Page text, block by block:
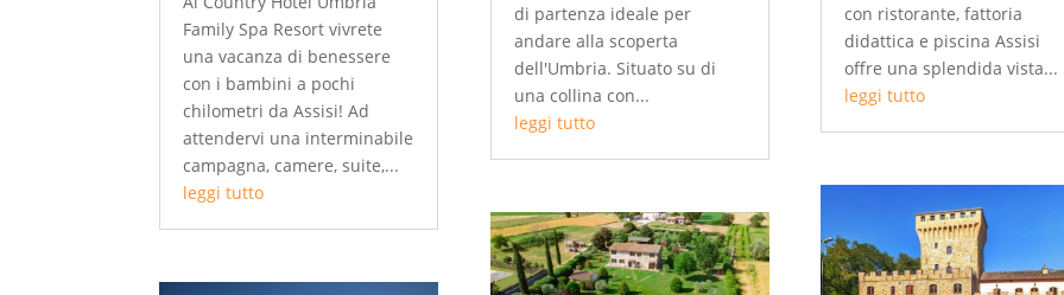
Family Spa Resort vivrete
una vacanza di benessere
con i bambini a pochi
chilometri da Assisi! Ad
attendervi una interminabile
campagna, camere, suite,...
leggi tutto
di partenza ideale per
andare alla scoperta
dell'Umbria. Situato su di
una collina con...
leggi tutto
con ristorante, fattoria
didattica e piscina Assisi
offre una splendida vista...
leggi tutto